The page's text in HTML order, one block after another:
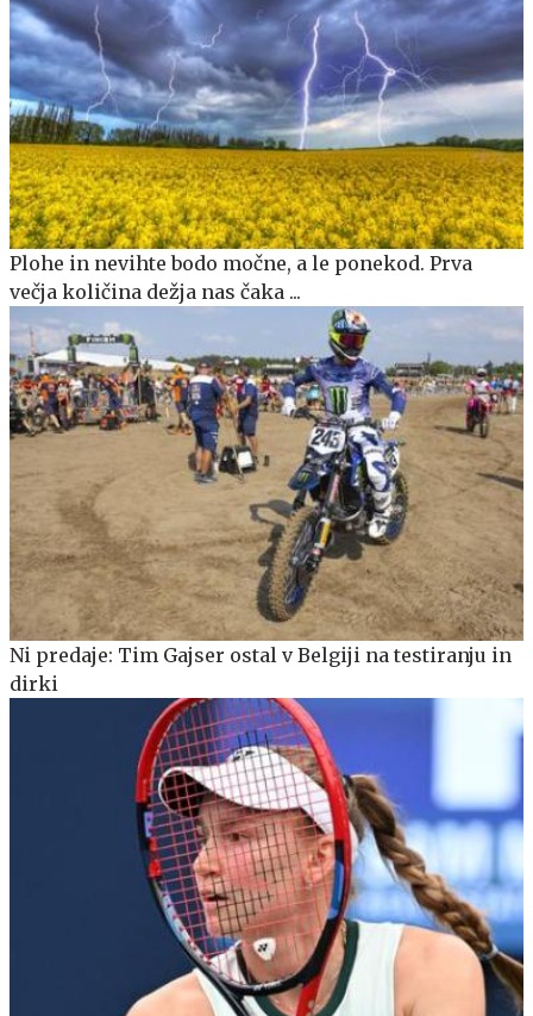
Plohe in nevihte bodo močne, a le ponekod. Prva
večja količina dežja nas čaka ...
Ni predaje: Tim Gajser ostal v Belgiji na testiranju in
dirki